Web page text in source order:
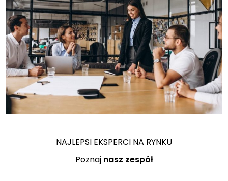
NAJLEPSI EKSPERCI NA RYNKU
Poznaj nasz zespół